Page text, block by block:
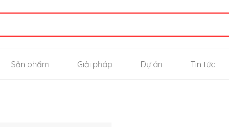
Sản phẩm Giải pháp Dự án Tin tức